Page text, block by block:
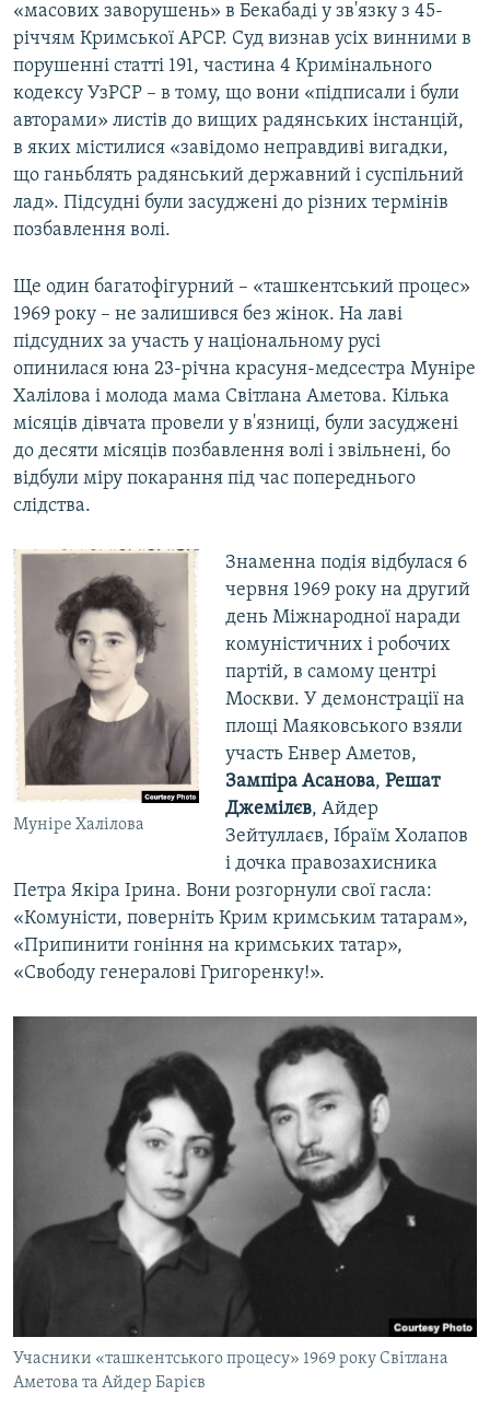
«масових заворушень» в Бекабаді у зв'язку з 45-
річчям Кримської АРСР. Суд визнав усіх винними в
порушенні статті 191, частина 4 Кримінального
кодексу УзРСР – в тому, що вони «підписали і були
авторами» листів до вищих радянських інстанцій,
в яких містилися «завідомо неправдиві вигадки,
що ганьблять радянський державний і суспільний
лад». Підсудні були засуджені до різних термінів
позбавлення волі.
Ще один багатофігурний – «ташкентський процес»
1969 року – не залишився без жінок. На лаві
підсудних за участь у національному русі
опинилася юна 23-річна красуня-медсестра Муніре
Халілова і молода мама Світлана Аметова. Кілька
місяців дівчата провели у в'язниці, були засуджені
до десяти місяців позбавлення волі і звільнені, бо
відбули міру покарання під час попереднього
слідства.
Муніре Халілова
Знаменна подія відбулася 6
червня 1969 року на другий
день Міжнародної наради
комуністичних і робочих
партій, в самому центрі
Москви. У демонстрації на
площі Маяковського взяли
участь Енвер Аметов,
Зампіра Асанова, Решат
Джемілєв, Айдер
Зейтуллаєв, Ібраїм Холапов
і дочка правозахисника
Петра Якіра Ірина. Вони розгорнули свої гасла:
«Комуністи, поверніть Крим кримським татарам»,
«Припинити гоніння на кримських татар»,
«Свободу генералові Григоренку!».
Учасники «ташкентського процесу» 1969 року Світлана
Аметова та Айдер Барієв